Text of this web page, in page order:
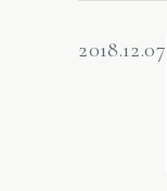
2018.12.07